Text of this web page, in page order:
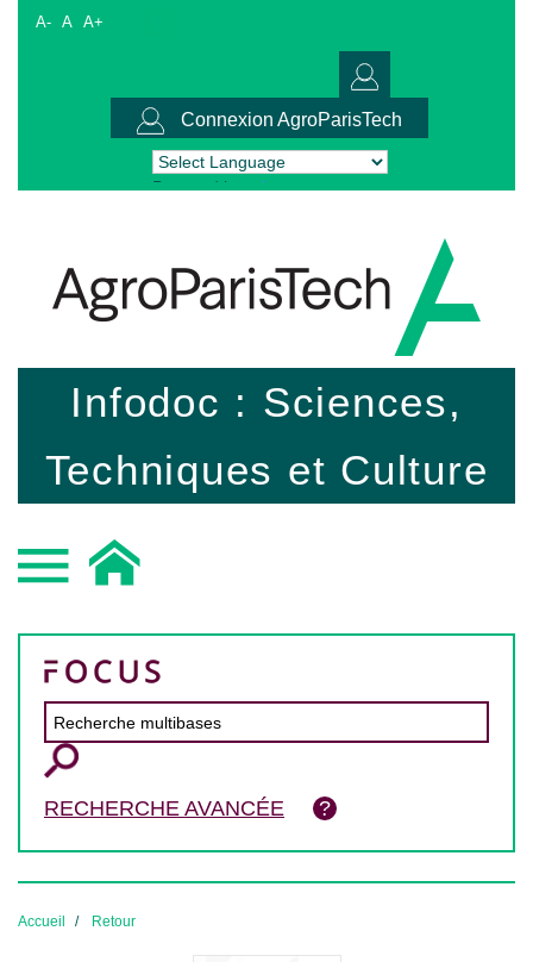
A- A A+
Connexion AgroParisTech
Powered by Translate
Infodoc : Sciences,
Techniques et Culture
RECHERCHE AVANCÉE
Accueil Retour